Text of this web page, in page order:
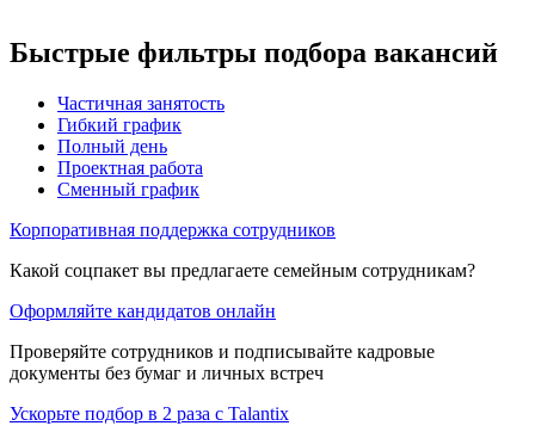
Быстрые фильтры подбора вакансий
Частичная занятость
Гибкий график
Полный день
Проектная работа
Сменный график
Корпоративная поддержка сотрудников
Какой соцпакет вы предлагаете семейным сотрудникам?
Оформляйте кандидатов онлайн
Проверяйте сотрудников и подписывайте кадровые
документы без бумаг и личных встреч
Ускорьте подбор в 2 раза с Talantix